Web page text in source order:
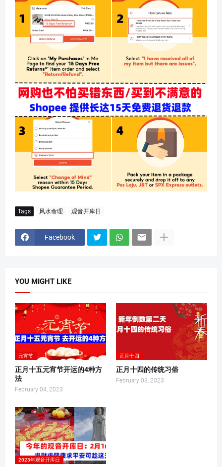
Tags 风水命理 观音开库日
Facebook
YOU MIGHT LIKE
元宵节
正月十五元宵节开运的4种方
法
February 04, 2023
正月十四
正月十四的传统习俗
February 03, 2023
2023年观音开库日